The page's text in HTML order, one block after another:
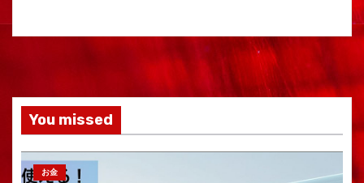
You missed
お金